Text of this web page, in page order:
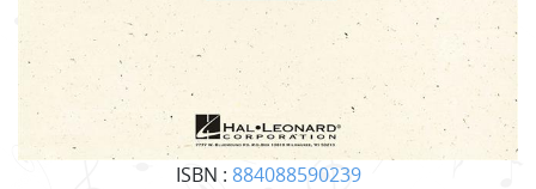
ISBN : 884088590239